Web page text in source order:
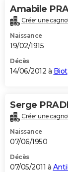
Amabile
Créer une
Naissance
19/02/1915
Décès
14/06/2012 à Biot
Serge
Créer une
Naissance
07/06/1950
Décès
07/05/2011 à